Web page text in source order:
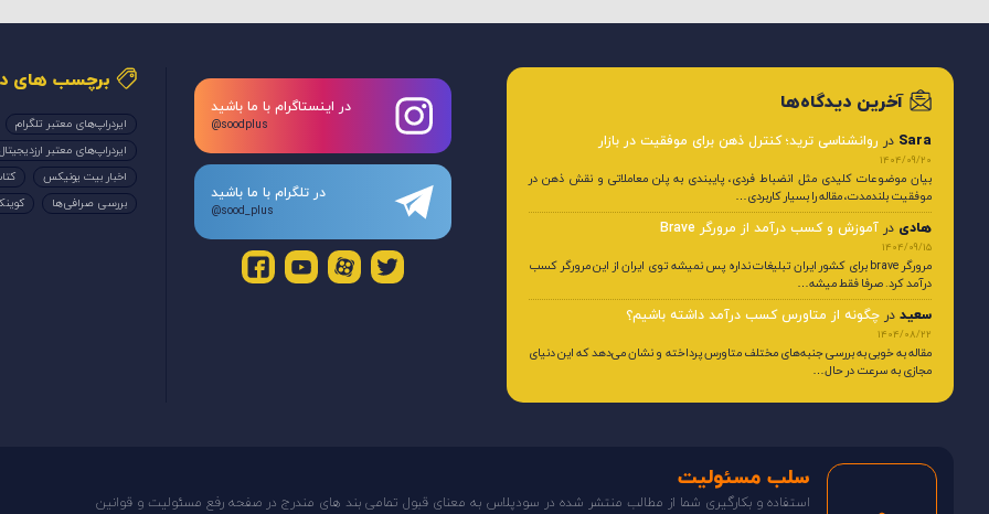
آخرین دیدگاه‌ها
Sara در روانشناسی ترید؛ کنترل ذهن برای موفقیت در بازار
1404/09/20
بیان موضوعات کلیدی مثل انضباط فردی، پایبندی به پلن معاملاتی و نقش ذهن در
موفقیت بلندمدت، مقاله را بسیار کاربردی…
هادی در آموزش و کسب درآمد از مرورگر Brave
1404/09/15
مرورگر brave برای کشور ایران تبلیغات نداره پس نمیشه توی ایران از این مرورگر کسب
درآمد کرد. صرفا فقط میشه…
سعید در چگونه از متاورس کسب درآمد داشته باشیم؟
1404/08/22
مقاله به خوبی به بررسی جنبه‌های مختلف متاورس پرداخته و نشان می‌دهد که این دنیای
مجازی به سرعت در حال…
در اینستاگرام با ما باشید
@soodplus
در تلگرام با ما باشید
@sood_plus
برچسب های
ایردراپ‌های معتبر تلگرام
ایردراپ‌های معتبر ارزدیجیتال
اخبار بیت یونیکس
بررسی صرافی‌ها
سلب مسئولیت
استفاده و بکارگیری شما از مطالب منتشر شده در سودپلاس به معنای قبول تمامی بند های مندرج در صفحه رفع مسئولیت و قوانین